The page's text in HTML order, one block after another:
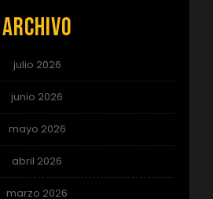
Archivo
julio 2026
junio 2026
mayo 2026
abril 2026
marzo 2026